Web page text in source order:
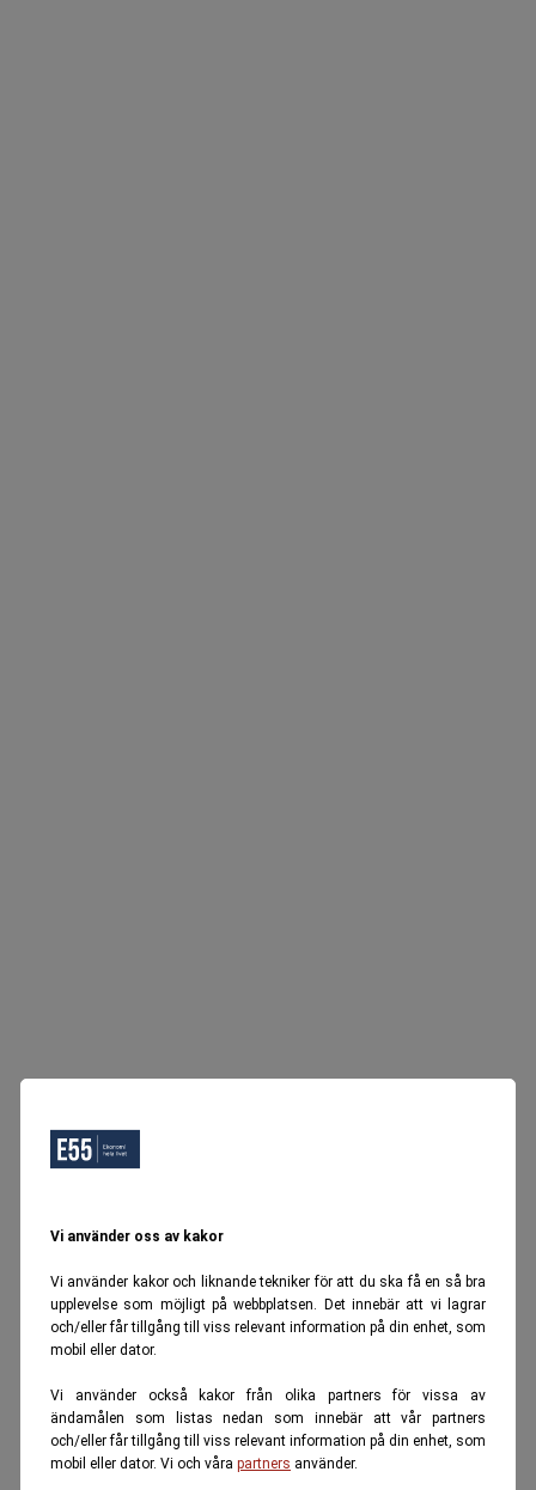
Vi använder oss av kakor
Vi använder kakor och liknande tekniker för att du ska få en så bra
upplevelse som möjligt på webbplatsen. Det innebär att vi lagrar
och/eller får tillgång till viss relevant information på din enhet, som
mobil eller dator.
Vi använder också kakor från olika partners för vissa av
ändamålen som listas nedan som innebär att vår partners
och/eller får tillgång till viss relevant information på din enhet, som
mobil eller dator. Vi och våra partners använder.